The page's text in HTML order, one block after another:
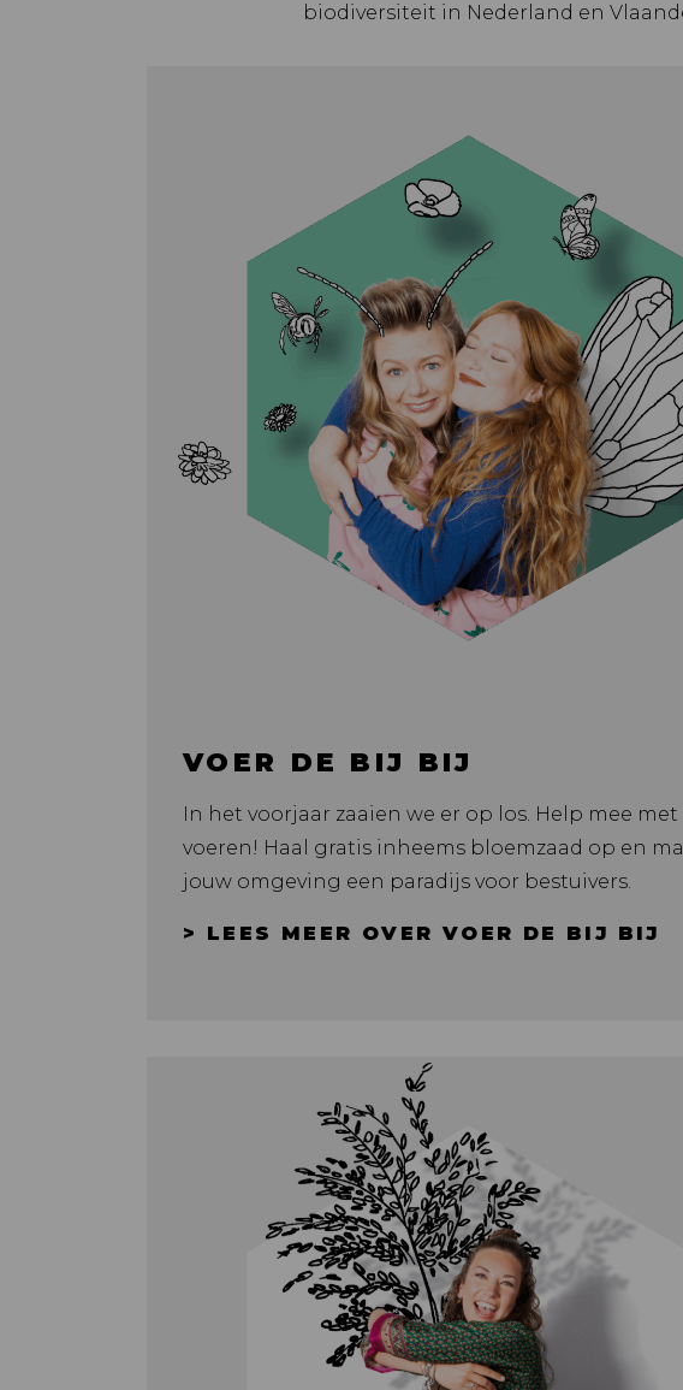
biodiversiteit in Nederland en
VOER DE BIJ BIJ
In het voorjaar zaaien we er op los. Help mee met
voeren! Haal gratis inheems bloemzaad op en
jouw omgeving een paradijs voor bestuivers.
> LEES MEER OVER VOER DE BIJ BIJ